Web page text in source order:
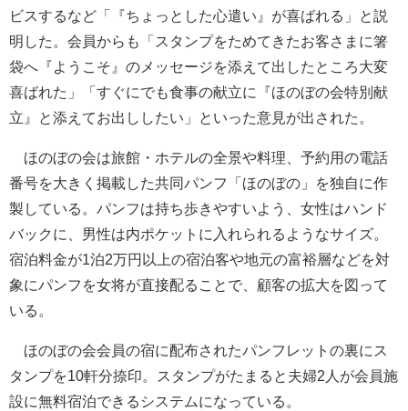
ビスするなど「『ちょっとした心遣い』が喜ばれる」と説
明した。会員からも「スタンプをためてきたお客さまに箸
袋へ『ようこそ』のメッセージを添えて出したところ大変
喜ばれた」「すぐにでも食事の献立に『ほのぼの会特別献
立』と添えてお出ししたい」といった意見が出された。
ほのぼの会は旅館・ホテルの全景や料理、予約用の電話
番号を大きく掲載した共同パンフ「ほのぼの」を独自に作
製している。パンフは持ち歩きやすいよう、女性はハンド
バックに、男性は内ポケットに入れられるようなサイズ。
宿泊料金が1泊2万円以上の宿泊客や地元の富裕層などを対
象にパンフを女将が直接配ることで、顧客の拡大を図って
いる。
ほのぼの会会員の宿に配布されたパンフレットの裏にス
タンプを10軒分捺印。スタンプがたまると夫婦2人が会員施
設に無料宿泊できるシステムになっている。